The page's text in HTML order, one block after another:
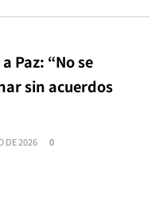
Paz: “No se
sin acuerdos
DE 2026 0